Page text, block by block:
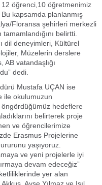
12 öğrenci,10 öğretmenimiz
kapsamda planlanmış
Floransa şehirleri merkezli
belirtti.
dil deneyimleri, Kültürel
Müzelerin derslere
vatandaşlığı
dedi.
Mustafa UÇAN ise
ile okulumuzun
hedeflere
belirterek proje
ve öğrencilerimize
Erasmus Projelerine
yaşıyoruz.
ve yeni projelerle iyi
devam edeceğiz”
yer alan